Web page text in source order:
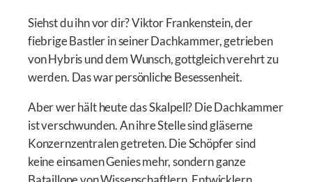
Siehst du ihn vor dir? Viktor Frankenstein, der
fiebrige Bastler in seiner Dachkammer, getrieben
von Hybris und dem Wunsch, gottgleich verehrt zu
werden. Das war persönliche Besessenheit.
Aber wer hält heute das Skalpell? Die Dachkammer
ist verschwunden. An ihre Stelle sind gläserne
Konzernzentralen getreten. Die Schöpfer sind
keine einsamen Genies mehr, sondern ganze